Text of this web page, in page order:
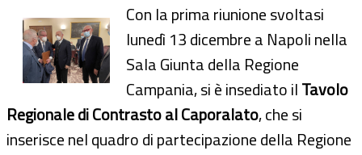
Con la prima riunione svoltasi
lunedì 13 dicembre a Napoli nella
Sala Giunta della Regione
Campania, si è insediato ilTavolo
Regionale di Contrasto al Caporalato, che si
inserisce nel quadro di partecipazione della Regione